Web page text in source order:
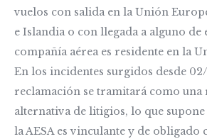
vuelos con salida en la Unión
e Islandia o con llegada a alguno de
compañía aérea es residente en la
En los incidentes surgidos desde
reclamación se tramitará como una
alternativa de litigios, lo que
la AESA es vinculante y de